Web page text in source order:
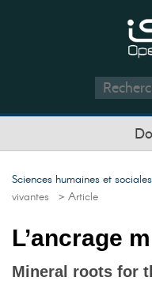
Sciences humaines et sociales
vivantes > Article
L’ancrage
Mineral roots for